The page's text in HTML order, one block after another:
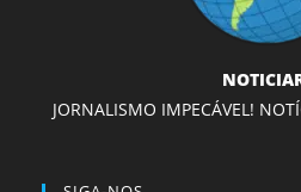
JORNALISMO IMPECÁVEL!